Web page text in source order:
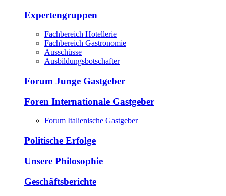
Expertengruppen
Fachbereich Hotellerie
Fachbereich Gastronomie
Ausschüsse
Ausbildungsbotschafter
Forum Junge Gastgeber
Foren Internationale Gastgeber
Forum Italienische Gastgeber
Politische Erfolge
Unsere Philosophie
Geschäftsberichte